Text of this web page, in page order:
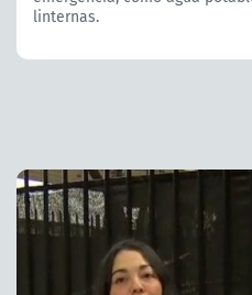
linternas.